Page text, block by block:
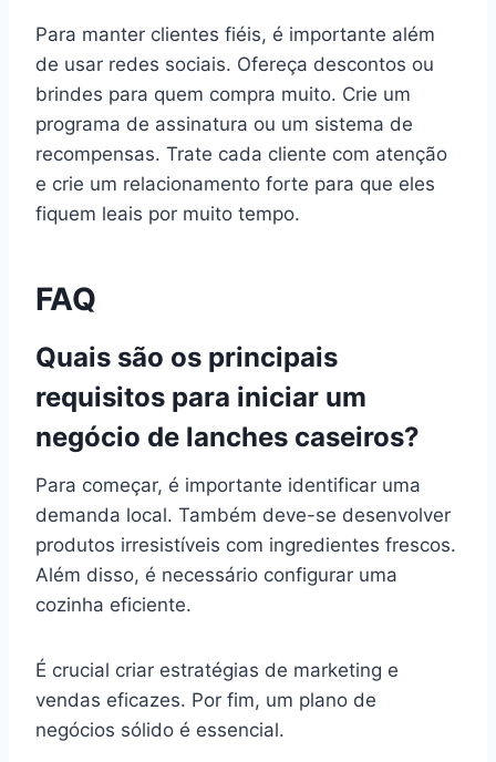
Para manter clientes fiéis, é importante além
de usar redes sociais. Ofereça descontos ou
brindes para quem compra muito. Crie um
programa de assinatura ou um sistema de
recompensas. Trate cada cliente com atenção
e crie um relacionamento forte para que eles
fiquem leais por muito tempo.
FAQ
Quais são os principais
requisitos para iniciar um
negócio de lanches caseiros?
Para começar, é importante identificar uma
demanda local. Também deve-se desenvolver
produtos irresistíveis com ingredientes frescos.
Além disso, é necessário configurar uma
cozinha eficiente.
É crucial criar estratégias de marketing e
vendas eficazes. Por fim, um plano de
negócios sólido é essencial.